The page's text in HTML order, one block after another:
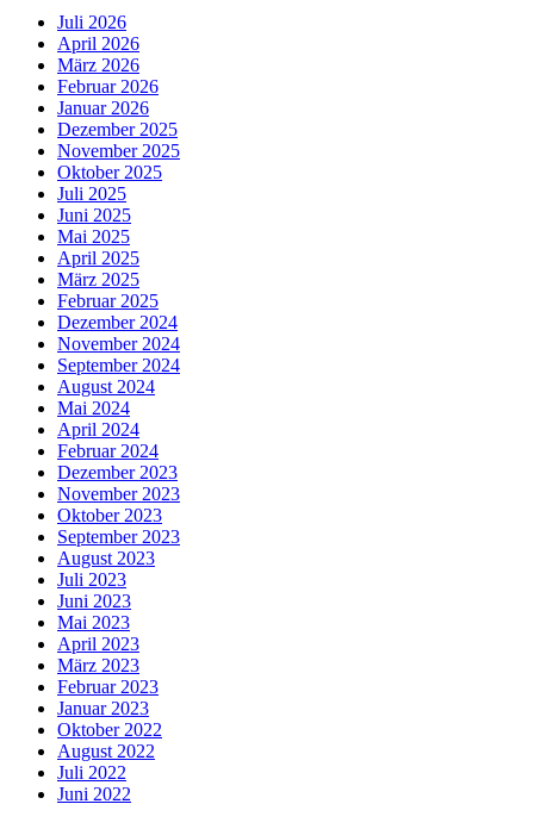
Juli 2026
April 2026
März 2026
Februar 2026
Januar 2026
Dezember 2025
November 2025
Oktober 2025
Juli 2025
Juni 2025
Mai 2025
April 2025
März 2025
Februar 2025
Dezember 2024
November 2024
September 2024
August 2024
Mai 2024
April 2024
Februar 2024
Dezember 2023
November 2023
Oktober 2023
September 2023
August 2023
Juli 2023
Juni 2023
Mai 2023
April 2023
März 2023
Februar 2023
Januar 2023
Oktober 2022
August 2022
Juli 2022
Juni 2022